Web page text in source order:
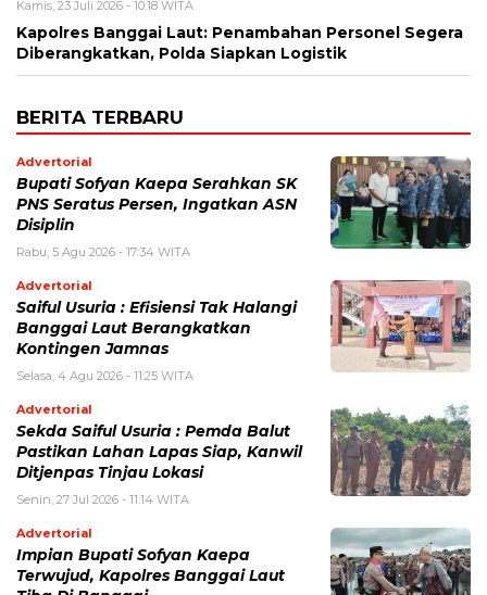
Kamis, 23 Juli 2026 - 10:18 WITA
Kapolres Banggai Laut: Penambahan Personel Segera
Diberangkatkan, Polda Siapkan Logistik
BERITA TERBARU
Advertorial
Bupati Sofyan Kaepa Serahkan SK
PNS Seratus Persen, Ingatkan ASN
Disiplin
Rabu, 5 Agu 2026 - 17:34 WITA
Advertorial
Saiful Usuria : Efisiensi Tak Halangi
Banggai Laut Berangkatkan
Kontingen Jamnas
Selasa, 4 Agu 2026 - 11:25 WITA
Advertorial
Sekda Saiful Usuria : Pemda Balut
Pastikan Lahan Lapas Siap, Kanwil
Ditjenpas Tinjau Lokasi
Senin, 27 Jul 2026 - 11:14 WITA
Advertorial
Impian Bupati Sofyan Kaepa
Terwujud, Kapolres Banggai Laut